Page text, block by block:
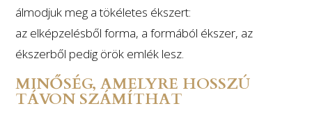
álmodjuk meg a tökéletes ékszert:
az elképzelésből forma, a formából ékszer, az
ékszerből pedig örök emlék lesz.
MINŐSÉG, AMELYRE HOSSZÚ
TÁVON SZÁMÍTHAT